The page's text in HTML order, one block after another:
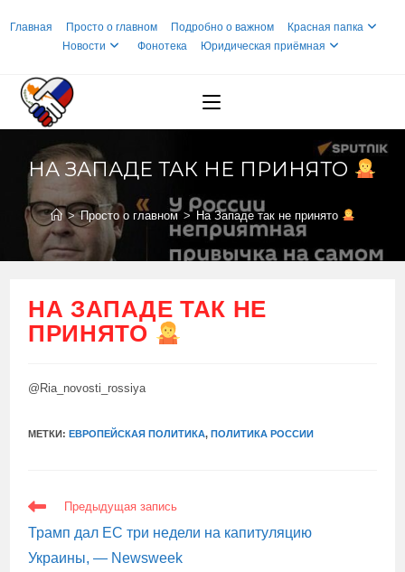
Главная Просто о главном Подробно о важном
Красная папка
Новости
Фонотека Юридическая приёмная
НА ЗАПАДЕ ТАК НЕ ПРИНЯТО
> Просто о главном > На Западе так не принято
НА ЗАПАДЕ ТАК НЕ
ПРИНЯТО
@Ria_novosti_rossiya
МЕТКИ: ЕВРОПЕЙСКАЯ ПОЛИТИКА, ПОЛИТИКА РОССИИ
ЕЩЕ
СТАТЬИ
Предыдущая запись
Трамп дал ЕС три недели на капитуляцию
Украины, — Newsweek